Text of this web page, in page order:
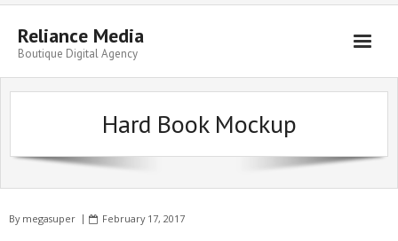
Skip
contentReliance Media
Boutique Digital Agency
Hard Book Mockup
By megasuper February 17, 2017